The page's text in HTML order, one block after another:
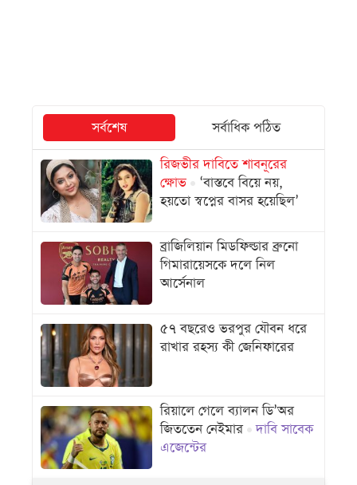
সর্বশেষ
সর্বাধিক পঠিত
রিজভীর দাবিতে শাবনূরের
ক্ষোভ
‘বাস্তবে বিয়ে নয়,
হয়তো স্বপ্নের বাসর হয়েছিল’
ব্রাজিলিয়ান মিডফিল্ডার ব্রুনো
গিমারায়েসকে দলে নিল
আর্সেনাল
৫৭ বছরেও ভরপুর যৌবন ধরে
রাখার রহস্য কী জেনিফারের
রিয়ালে গেলে ব্যালন ডি’অর
জিততেন নেইমার
দাবি সাবেক
এজেন্টের